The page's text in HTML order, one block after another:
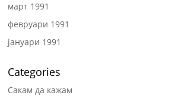
март 1991
февруари 1991
јануари 1991
Categories
Сакам да кажам